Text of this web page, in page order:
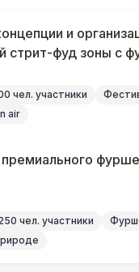
и
стрит-фуд зоны с
чел. участники
air
чел. участники